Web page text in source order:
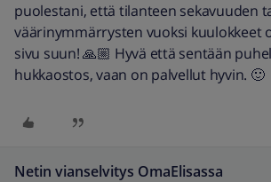
puolestani, että tilanteen sekavuuden
väärinymmärrysten vuoksi kuulokkeet
sivu suun! 🙏🏼 Hyvä että sentään
hukkaostos, vaan on palvellut hyvin. 🙂
Netin vianselvitys OmaElisassa